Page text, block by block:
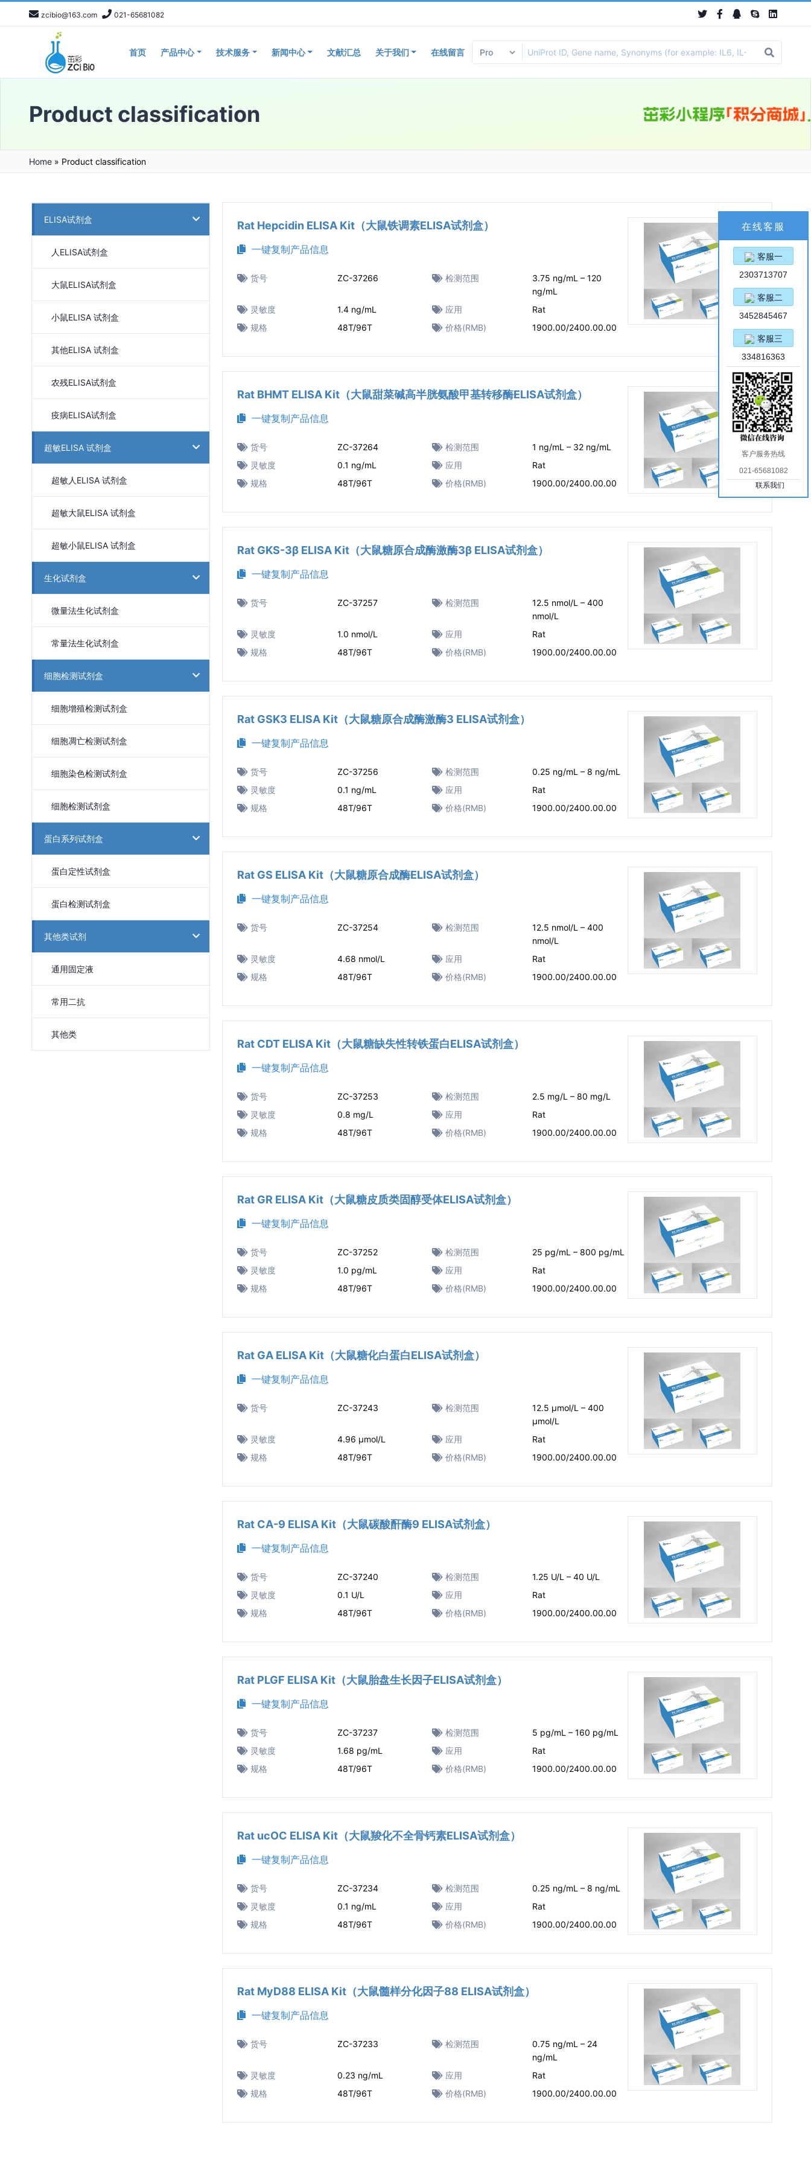
zcibio@163.com 021-65681082
首页 产品中心 技术服务 新闻中心 文献汇总 关于我们 在线留言
Product classification
Home » Product classification
Rat Hepcidin ELISA Kit（大鼠铁调素ELISA试剂盒）
一键复制产品信息
货号 ZC-37266 检测范围
3.75 ng/mL – 120
ng/mL
灵敏度
1.4 ng/mL 应用
Rat
规格
48T/96T 价格(RMB) 1900.00/2400.00.00
Rat BHMT ELISA Kit（大鼠甜菜碱高半胱氨酸甲基转移酶ELISA试剂盒）
一键复制产品信息
货号 ZC-37264 检测范围
1 ng/mL – 32 ng/mL
灵敏度
0.1 ng/mL 应用
Rat
规格
48T/96T 价格(RMB) 1900.00/2400.00.00
Rat GKS-3β ELISA Kit（大鼠糖原合成酶激酶3β ELISA试剂盒）
一键复制产品信息
货号 ZC-37257 检测范围
12.5 nmol/L – 400
nmol/L
灵敏度
1.0 nmol/L 应用
Rat
规格
48T/96T 价格(RMB) 1900.00/2400.00.00
Rat GSK3 ELISA Kit（大鼠糖原合成酶激酶3 ELISA试剂盒）
一键复制产品信息
货号 ZC-37256 检测范围
0.25 ng/mL – 8 ng/mL
灵敏度
0.1 ng/mL 应用
Rat
规格
48T/96T 价格(RMB) 1900.00/2400.00.00
Rat GS ELISA Kit（大鼠糖原合成酶ELISA试剂盒）
一键复制产品信息
货号 ZC-37254 检测范围
12.5 nmol/L – 400
nmol/L
灵敏度
4.68 nmol/L 应用
Rat
规格
48T/96T 价格(RMB) 1900.00/2400.00.00
Rat CDT ELISA Kit（大鼠糖缺失性转铁蛋白ELISA试剂盒）
一键复制产品信息
货号 ZC-37253 检测范围
2.5 mg/L – 80 mg/L
灵敏度
0.8 mg/L 应用
Rat
规格
48T/96T 价格(RMB) 1900.00/2400.00.00
Rat GR ELISA Kit（大鼠糖皮质类固醇受体ELISA试剂盒）
一键复制产品信息
货号 ZC-37252 检测范围
25 pg/mL – 800 pg/mL
灵敏度
1.0 pg/mL 应用
Rat
规格
48T/96T 价格(RMB) 1900.00/2400.00.00
Rat GA ELISA Kit（大鼠糖化白蛋白ELISA试剂盒）
一键复制产品信息
货号 ZC-37243 检测范围
12.5 μmol/L – 400
μmol/L
灵敏度
4.96 μmol/L 应用
Rat
规格
48T/96T 价格(RMB) 1900.00/2400.00.00
Rat CA-9 ELISA Kit（大鼠碳酸酐酶9 ELISA试剂盒）
一键复制产品信息
货号 ZC-37240 检测范围
1.25 U/L – 40 U/L
灵敏度
0.1 U/L 应用
Rat
规格
48T/96T 价格(RMB) 1900.00/2400.00.00
Rat PLGF ELISA Kit（大鼠胎盘生长因子ELISA试剂盒）
一键复制产品信息
货号 ZC-37237 检测范围
5 pg/mL – 160 pg/mL
灵敏度
1.68 pg/mL 应用
Rat
规格
48T/96T 价格(RMB) 1900.00/2400.00.00
Rat ucOC ELISA Kit（大鼠羧化不全骨钙素ELISA试剂盒）
一键复制产品信息
货号 ZC-37234 检测范围
0.25 ng/mL – 8 ng/mL
灵敏度
0.1 ng/mL 应用
Rat
规格
48T/96T 价格(RMB) 1900.00/2400.00.00
Rat MyD88 ELISA Kit（大鼠髓样分化因子88 ELISA试剂盒）
一键复制产品信息
货号 ZC-37233 检测范围
0.75 ng/mL – 24
ng/mL
灵敏度
0.23 ng/mL 应用
Rat
规格
48T/96T 价格(RMB) 1900.00/2400.00.00
ELISA试剂盒
人ELISA试剂盒
大鼠ELISA试剂盒
小鼠ELISA 试剂盒
其他ELISA 试剂盒
农残ELISA试剂盒
疫病ELISA试剂盒
超敏ELISA 试剂盒
超敏人ELISA 试剂盒
超敏大鼠ELISA 试剂盒
超敏小鼠ELISA 试剂盒
生化试剂盒
微量法生化试剂盒
常量法生化试剂盒
细胞检测试剂盒
细胞增殖检测试剂盒
细胞凋亡检测试剂盒
细胞染色检测试剂盒
细胞检测试剂盒
蛋白系列试剂盒
蛋白定性试剂盒
蛋白检测试剂盒
其他类试剂
通用固定液
常用二抗
其他类
在线客服
客服一
2303713707
客服二
3452845467
客服三
334816363
客户服务热线
021-65681082
联系我们